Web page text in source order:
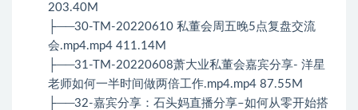
203.40M
├──30-TM-20220610 私董会周五晚5点复盘交流
会.mp4.mp4 411.14M
├──31-TM-20220608萧大业私董会嘉宾分享- 洋星
老师如何一半时间做两倍工作.mp4.mp4 87.55M
├──32-嘉宾分享：石头妈直播分享–如何从零开始搭